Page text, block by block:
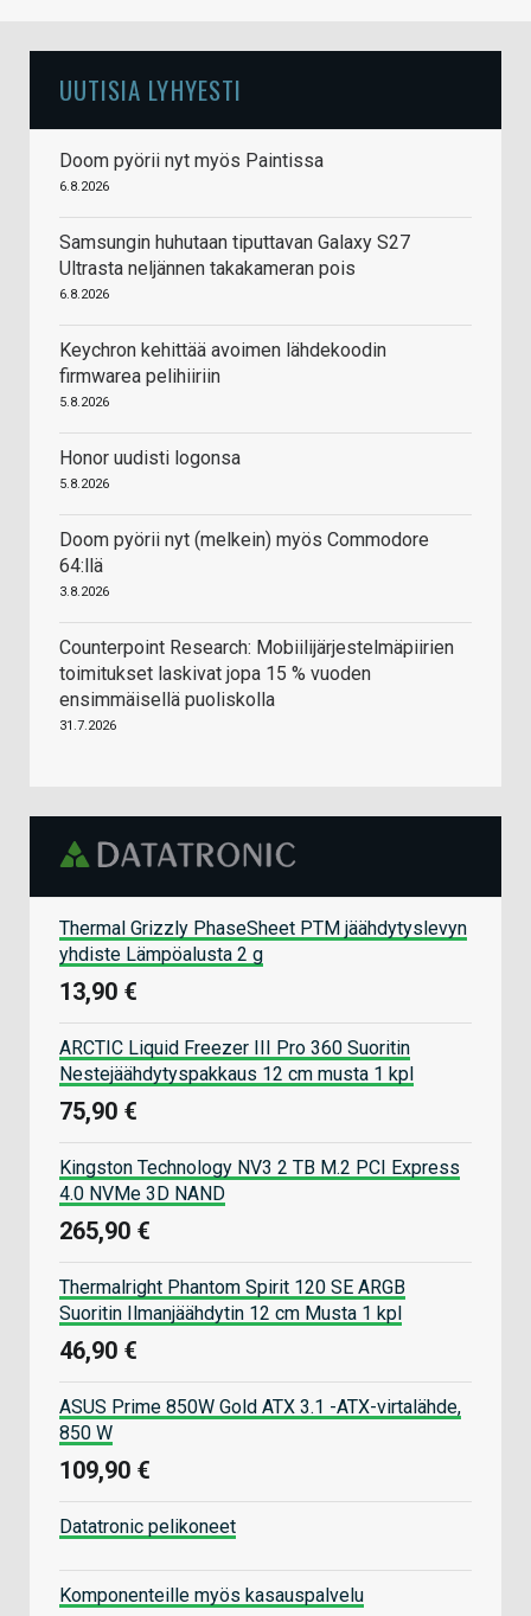
UUTISIA LYHYESTI
Doom pyörii nyt myös Paintissa
6.8.2026
Samsungin huhutaan tiputtavan Galaxy S27
Ultrasta neljännen takakameran pois
6.8.2026
Keychron kehittää avoimen lähdekoodin
firmwarea pelihiiriin
5.8.2026
Honor uudisti logonsa
5.8.2026
Doom pyörii nyt (melkein) myös Commodore
64:llä
3.8.2026
Counterpoint Research: Mobiilijärjestelmäpiirien
toimitukset laskivat jopa 15 % vuoden
ensimmäisellä puoliskolla
31.7.2026
Thermal Grizzly PhaseSheet PTM jäähdytyslevyn
yhdiste Lämpöalusta 2 g
13,90 €
ARCTIC Liquid Freezer III Pro 360 Suoritin
Nestejäähdytyspakkaus 12 cm musta 1 kpl
75,90 €
Kingston Technology NV3 2 TB M.2 PCI Express
4.0 NVMe 3D NAND
265,90 €
Thermalright Phantom Spirit 120 SE ARGB
Suoritin Ilmanjäähdytin 12 cm Musta 1 kpl
46,90 €
ASUS Prime 850W Gold ATX 3.1 -ATX-virtalähde,
850 W
109,90 €
Datatronic pelikoneet
Komponenteille myös kasauspalvelu